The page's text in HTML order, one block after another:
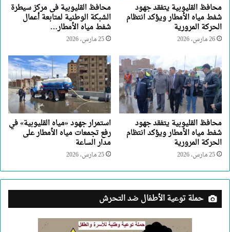
محافظ القليوبية يتفقد جهود
شفط مياه الأمطار ويؤكد انتظام
الحركة المرورية
26 مارس، 2026
محافظ القليوبية فى مركز سيطرة
الشبكة الوطنية لمتابعة أعمال
شفط مياه الأمطار…
25 مارس، 2026
محافظ القليوبية يتفقد جهود
شفط مياه الأمطار ويؤكد انتظام
الحركة المرورية
25 مارس، 2026
استمرار جهود «مياه القليوبية» في
رفع تجمعات مياه الأمطار على
مدار الساعة
25 مارس، 2026
حملة توعية الأطفال ضد التحرش